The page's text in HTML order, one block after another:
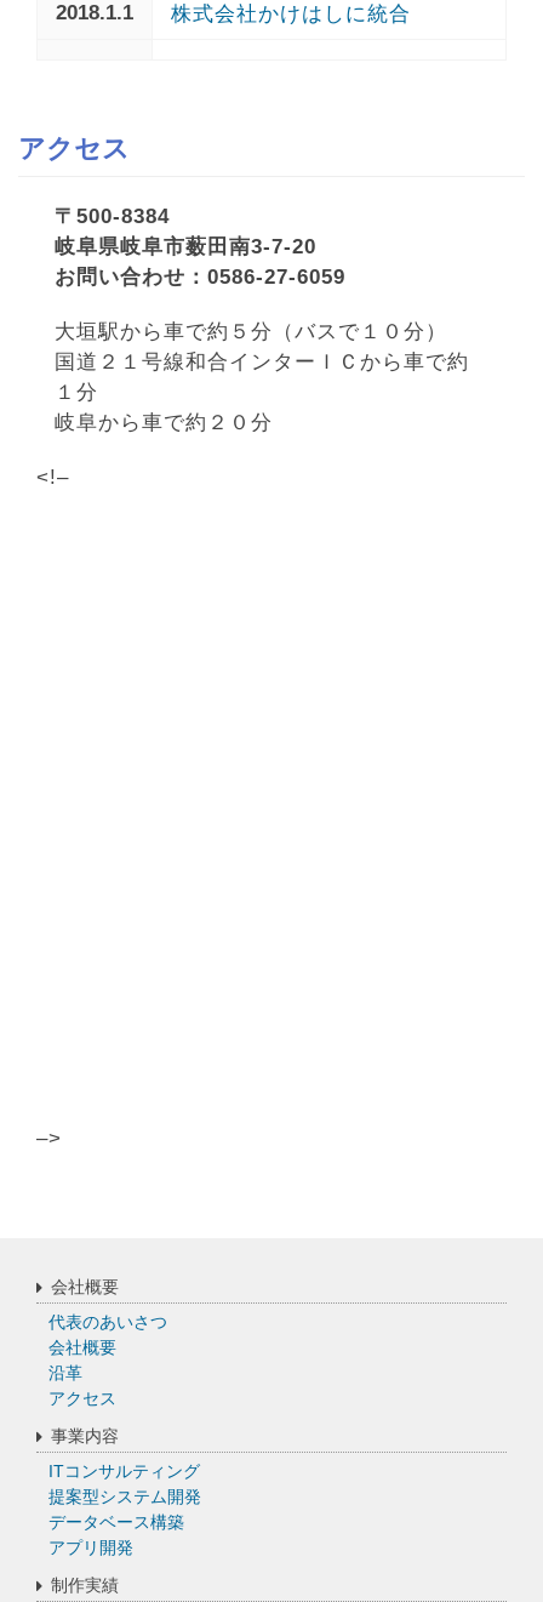
2018.1.1 株式会社かけはしに統合
アクセス
〒500-8384
岐阜県岐阜市薮田南3-7-20
お問い合わせ：0586-27-6059
大垣駅から車で約５分（バスで１０分）
国道２１号線和合インターＩＣから車で約
１分
岐阜から車で約２０分
<!–
–>
会社概要
代表のあいさつ
会社概要
沿革
アクセス
事業内容
ITコンサルティング
提案型システム開発
データベース構築
アプリ開発
制作実績